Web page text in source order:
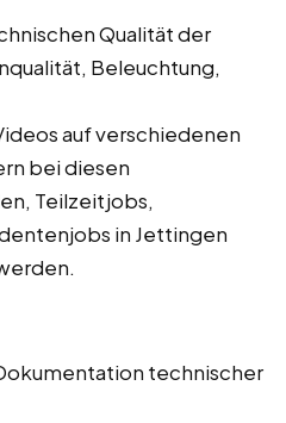
Qualität der
Beleuchtung,
auf verschiedenen
bei diesen
Teilzeitjobs,
in Jettingen
technischer